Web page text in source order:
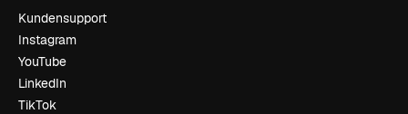
Kundensupport
Instagram
YouTube
LinkedIn
TikTok